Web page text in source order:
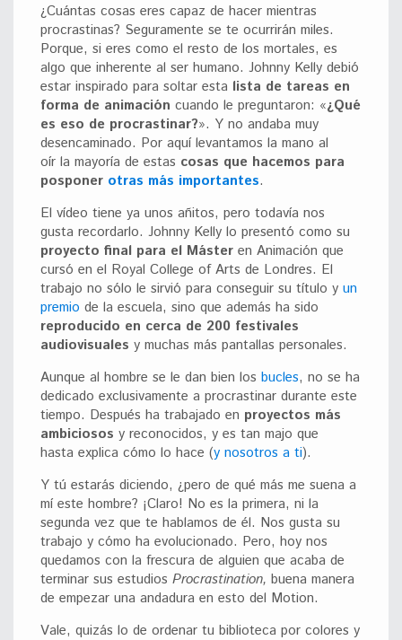
¿Cuántas cosas eres capaz de hacer mientras
procrastinas? Seguramente se te ocurrirán miles.
Porque, si eres como el resto de los mortales, es
algo que inherente al ser humano. Johnny Kelly debió
estar inspirado para soltar esta lista de tareas en
forma de animación cuando le preguntaron: «¿Qué
es eso de procrastinar?». Y no andaba muy
desencaminado. Por aquí levantamos la mano al
oír la mayoría de estas cosas que hacemos para
posponer otras más importantes.
El vídeo tiene ya unos añitos, pero todavía nos
gusta recordarlo. Johnny Kelly lo presentó como su
proyecto final para el Máster en Animación que
cursó en el Royal College of Arts de Londres. El
trabajo no sólo le sirvió para conseguir su título y un
premio de la escuela, sino que además ha sido
reproducido en cerca de 200 festivales
audiovisuales y muchas más pantallas personales.
Aunque al hombre se le dan bien los bucles, no se ha
dedicado exclusivamente a procrastinar durante este
tiempo. Después ha trabajado en proyectos más
ambiciosos y reconocidos, y es tan majo que
hasta explica cómo lo hace (y nosotros a ti).
Y tú estarás diciendo, ¿pero de qué más me suena a
mí este hombre? ¡Claro! No es la primera, ni la
segunda vez que te hablamos de él. Nos gusta su
trabajo y cómo ha evolucionado. Pero, hoy nos
quedamos con la frescura de alguien que acaba de
terminar sus estudios Procrastination, buena manera
de empezar una andadura en esto del Motion.
Vale, quizás lo de ordenar tu biblioteca por colores y